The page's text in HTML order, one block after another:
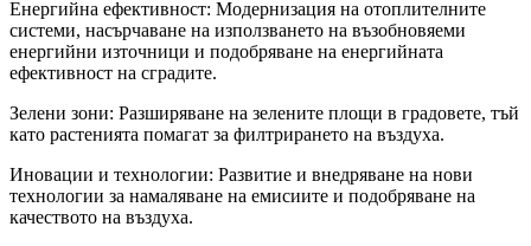
Енергийна ефективност: Модернизация на отоплителните
системи, насърчаване на използването на възобновяеми
енергийни източници и подобряване на енергийната
ефективност на сградите.
Зелени зони: Разширяване на зелените площи в градовете, тъй
като растенията помагат за филтрирането на въздуха.
Иновации и технологии: Развитие и внедряване на нови
технологии за намаляване на емисиите и подобряване на
качеството на въздуха.